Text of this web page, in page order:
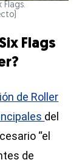
Flags.
Flags
de Roller
del
“el
de